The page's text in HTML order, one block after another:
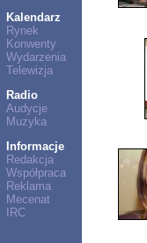
Kalendarz
Rynek
Konwenty
Wydarzenia
Telewizja
Radio
Audycje
Muzyka
Informacje
Redakcja
Współpraca
Reklama
Mecenat
IRC